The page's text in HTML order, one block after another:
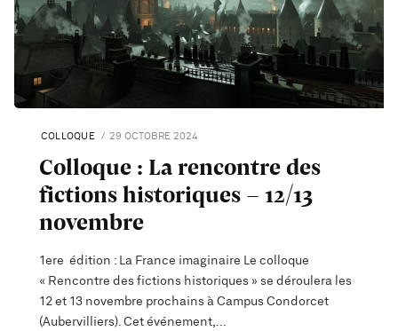
COLLOQUE 29 OCTOBRE 2024
Colloque : La rencontre des
fictions historiques - 12/13
novembre
1ere édition : La France imaginaire Le colloque
« Rencontre des fictions historiques » se déroulera les
12 et 13 novembre prochains à Campus Condorcet
(Aubervilliers). Cet événement,